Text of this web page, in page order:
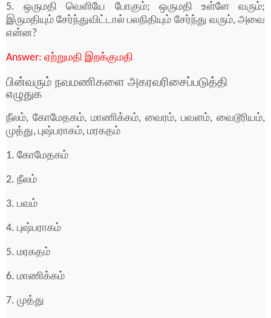
5. ஒருமதி வெளியே போகும்; ஒருமதி உள்ளே வரும்;
இருமதியும் சேர்ந்துவிட்டால் பலநிதியும் சேர்ந்து வரும், அவை
என்ன?
Answer: ஏற்றுமதி இறக்குமதி
பின்வரும் நவமணிகளை அகரவரிசைப்படுத்தி
எழுதுக
நீலம், கோமேதகம், மாணிக்கம், வைரம், பவளம், வைடூரியம்,
முத்து, புஷ்பராகம், மரகதம்
1. கோமேதகம்
2. நீலம்
3. பவம்
4. புஷ்பராகம்
5. மரகதம்
6. மாணிக்கம்
7. முத்து